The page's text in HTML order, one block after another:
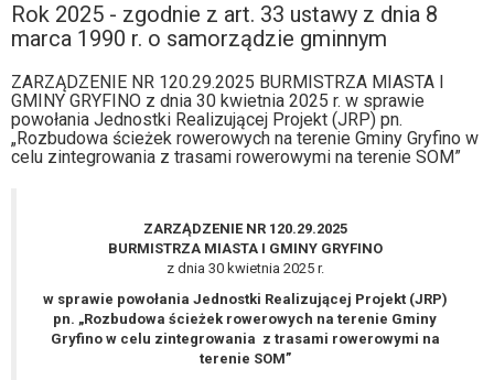
Rok 2025 - zgodnie z art. 33 ustawy z dnia 8
marca 1990 r. o samorządzie gminnym
ZARZĄDZENIE NR 120.29.2025 BURMISTRZA MIASTA I
GMINY GRYFINO z dnia 30 kwietnia 2025 r. w sprawie
powołania Jednostki Realizującej Projekt (JRP) pn.
„Rozbudowa ścieżek rowerowych na terenie Gminy Gryfino w
celu zintegrowania z trasami rowerowymi na terenie SOM”
ZARZĄDZENIE NR 120.29.2025
BURMISTRZA MIASTA I GMINY GRYFINO
z dnia 30 kwietnia 2025 r.
w sprawie powołania Jednostki Realizującej Projekt (JRP)
pn. „Rozbudowa ścieżek rowerowych na terenie Gminy
Gryfino w celu zintegrowania z trasami rowerowymi na
terenie SOM”
zgody wyrażonej przez tą osobę,
przetwarzanie odbywa się w sposób
prawo sprzeciwu wobec przetwarzania
danych na podstawie art. 21 RODO, wobec
przetwarzania danych osobowych, którego
podstawą prawną jest:
interesie publicznym lub w ramach
sprawowania władzy publicznej
niezbędność przetwarzania do celów
wynikających z prawnie
uzasadnionych interesów